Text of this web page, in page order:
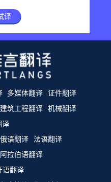
译
多媒体翻译 证件翻译
建筑工程翻译 机械翻译
译
俄语翻译
法语翻译
阿拉伯语翻译
语翻译